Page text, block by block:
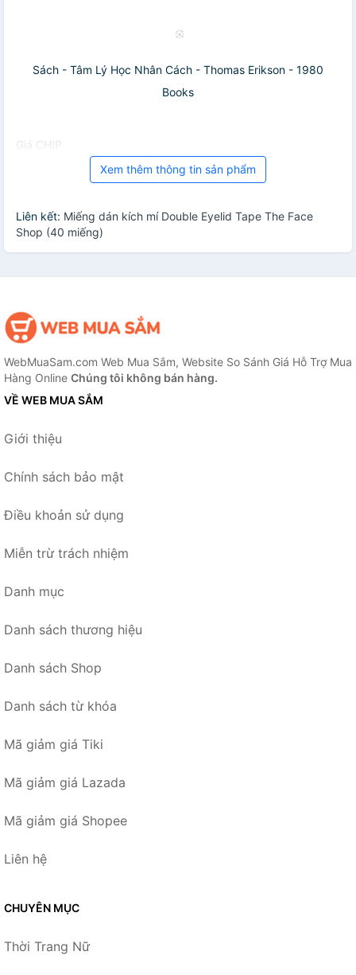
Sách - Tâm Lý Học Nhân Cách - Thomas Erikson - 1980
Books
Giá CHIP
Xem thêm thông tin sản phẩm
Liên kết: Miếng dán kích mí Double Eyelid Tape The Face
Shop (40 miếng)
WebMuaSam.com Web Mua Sắm, Website So Sánh Giá Hỗ Trợ Mua
Hàng Online Chúng tôi không bán hàng.
VỀ WEB MUA SẮM
Giới thiệu
Chính sách bảo mật
Điều khoản sử dụng
Miễn trừ trách nhiệm
Danh mục
Danh sách thương hiệu
Danh sách Shop
Danh sách từ khóa
Mã giảm giá Tiki
Mã giảm giá Lazada
Mã giảm giá Shopee
Liên hệ
CHUYÊN MỤC
Thời Trang Nữ